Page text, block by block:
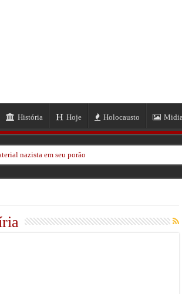
História Hoje Holocausto
nazista em seu porão
Guerra Mundial